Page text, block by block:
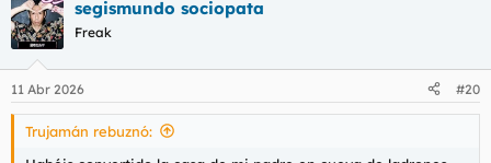
de la Macarena (Sevilla).
Nivel Aportación Beneficios principales
Gran
Benefactor
500.000 -
1.000.000 €
con el Papa,
encuentro de trabajo en el
c
c
i
e
s
segismundo sociopata
Freak
11 Abr 2026 #20
Trujamán rebuznó: